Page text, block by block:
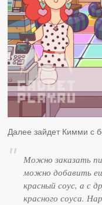
Далее зайдет Кимми с
Можно заказать
можно добавить
красный соус, а с
красного соуса.